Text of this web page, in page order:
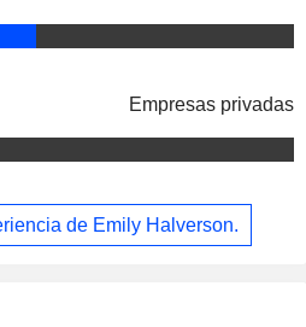
Empresas privadas
de Emily Halverson.